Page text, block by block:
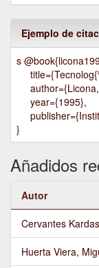
Ejemplo de
s
author={Licona,
year={1995},
}
Añadidos
Autor
Cervantes
Huerta Viera,